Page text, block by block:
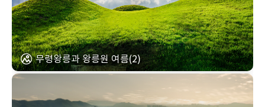
무령왕릉과 왕릉원 여름(2)